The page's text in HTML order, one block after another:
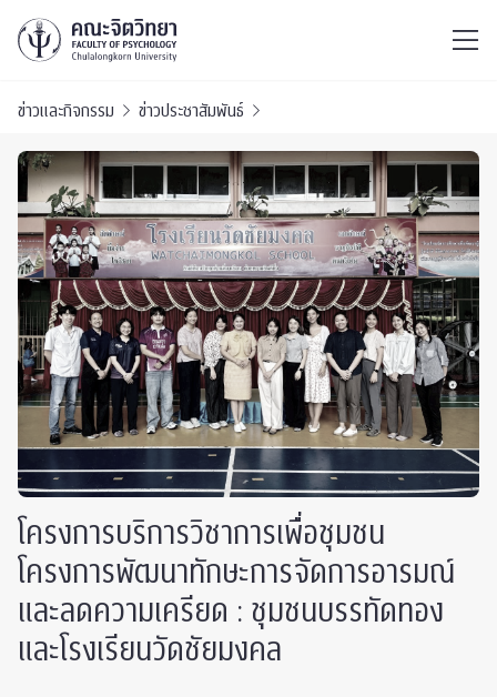
ข่าวและกิจกรรม ข่าวประชาสัมพันธ์
โครงการบริการวิชาการเพื่อชุมชน
โครงการพัฒนาทักษะการจัดการอารมณ์
และลดความเครียด : ชุมชนบรรทัดทอง
และโรงเรียนวัดชัยมงคล